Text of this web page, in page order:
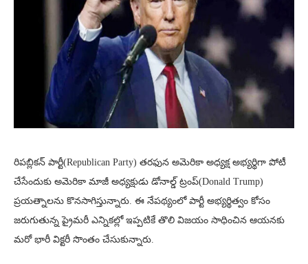
రిపబ్లికన్ పార్టీ(Republican Party) తరఫున అమెరికా అధ్యక్ష అభ్యర్థిగా పోటీ
చేసేందుకు అమెరికా మాజీ అధ్యక్షుడు డోనాల్డ్ ట్రంప్(Donald Trump)
ప్రయత్నాలను కొనసాగిస్తున్నారు. ఈ నేపథ్యంలో పార్టీ అభ్యర్థిత్వం కోసం
జరుగుతున్న ప్రైమరీ ఎన్నికల్లో ఇప్పటికే తొలి విజయం సాధించిన ఆయనకు
మరో భారీ విక్టరీ సొంతం చేసుకున్నారు.